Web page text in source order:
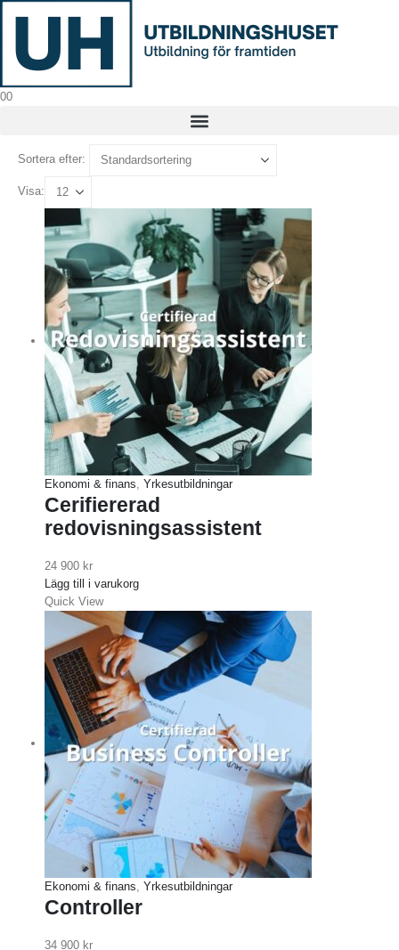
00
Sortera efter:
Visa:
Ekonomi & finans, Yrkesutbildningar
Cerifiererad
redovisningsassistent
24 900 kr
Lägg till i varukorg
Quick View
Ekonomi & finans, Yrkesutbildningar
Controller
34 900 kr